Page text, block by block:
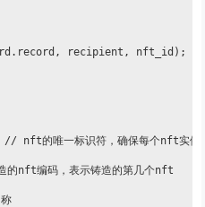
recipient, nft_id);
nft的唯一标识符，确保每个nft实例
nft编码，表示铸造的第几个nft